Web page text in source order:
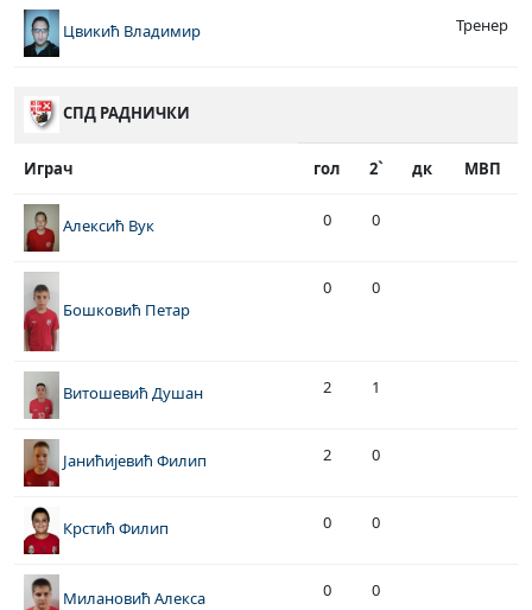
Цвикић Владимир Тренер
СПД РАДНИЧКИ
Играч гол 2` дк МВП
Алексић Вук 0 0
Бошковић Петар
0 0
Витошевић Душан 2 1
Јанићијевић Филип 2 0
Крстић Филип 0 0
Милановић Алекса 0 0